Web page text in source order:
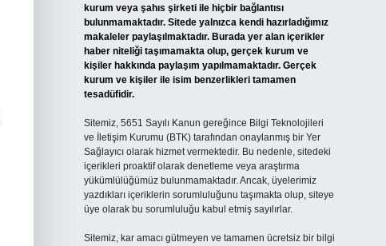
kurum veya şahıs şirketi ile hiçbir bağlantısı
bulunmamaktadır. Sitede yalnızca kendi hazırladığımız
makaleler paylaşılmaktadır. Burada yer alan içerikler
haber niteliği taşımamakta olup, gerçek kurum ve
kişiler hakkında paylaşım yapılmamaktadır. Gerçek
kurum ve kişiler ile isim benzerlikleri tamamen
tesadüfidir.
Sitemiz, 5651 Sayılı Kanun gereğince Bilgi Teknolojileri
ve İletişim Kurumu (BTK) tarafından onaylanmış bir Yer
Sağlayıcı olarak hizmet vermektedir. Bu nedenle, sitedeki
içerikleri proaktif olarak denetleme veya araştırma
yükümlülüğümüz bulunmamaktadır. Ancak, üyelerimiz
yazdıkları içeriklerin sorumluluğunu taşımakta olup, siteye
üye olarak bu sorumluluğu kabul etmiş sayılırlar.
Sitemiz, kar amacı gütmeyen ve tamamen ücretsiz bir bilgi